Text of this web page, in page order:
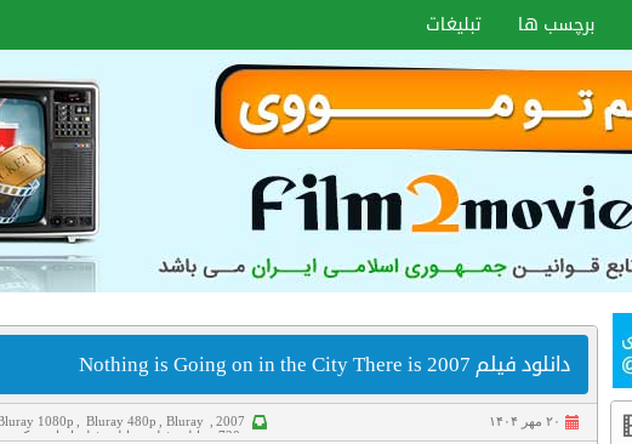
برچسب ها تبلیغات
دانلود فیلم Nothing is Going on in the City There is 2007
۲۰ مهر ۱۴۰۴ 2007
1080p Bluray 480p
Bluray
720p
دانلود فیلم دانلود فیلم ایرانی